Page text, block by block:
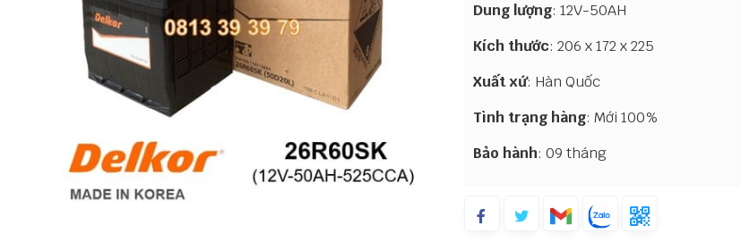
Dung lượng: 12V-50AH
Kích thước: 206 x 172 x 225
Xuất xứ: Hàn Quốc
Tình trạng hàng: Mới 100%
Bảo hành: 09 tháng